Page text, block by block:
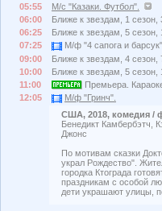
05:55
М/с "Казаки. Футбол".
06:00
Ближе к звездам, 1 сезон,
06:25
Ближе к звездам, 5 сезон,
07:25
М/ф "4 сапога и барсук".
09:00
Ближе к звездам, 4 сезон,
10:00
Ближе к звездам, 5 сезон,
11:00
Премьера.
12:05
М/ф "Гринч".
США, 2018, комедия /
Бенедикт Камбербэтч,
Джонс
По мотивам сказки
украл Рождество".
городка Ктограда
праздникам с особой
дети украшают улицы,